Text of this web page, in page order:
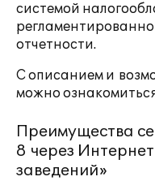
системой
отчетности.
С описанием и
можно
Преимущества
8 через
заведений»